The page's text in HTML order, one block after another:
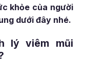
khỏe của người
dưới đây nhé.
lý viêm mũi